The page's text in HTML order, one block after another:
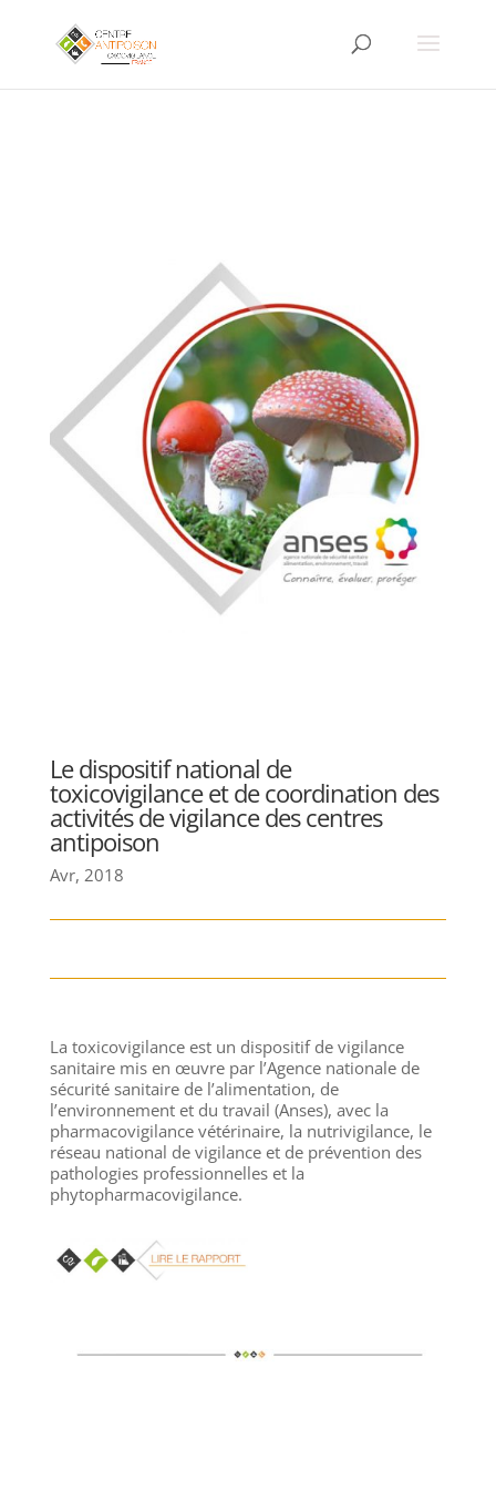
Le dispositif national de
toxicovigilance et de coordination des
activités de vigilance des centres
antipoison
Avr, 2018
La toxicovigilance est un dispositif de vigilance
sanitaire mis en œuvre par l’Agence nationale de
sécurité sanitaire de l’alimentation, de
l’environnement et du travail (Anses), avec la
pharmacovigilance vétérinaire, la nutrivigilance, le
réseau national de vigilance et de prévention des
pathologies professionnelles et la
phytopharmacovigilance.